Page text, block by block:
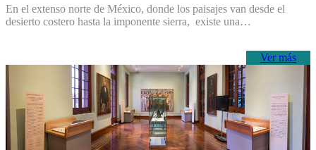
En el extenso norte de México, donde los paisajes van desde el
desierto costero hasta la imponente sierra, existe una…
Ver más